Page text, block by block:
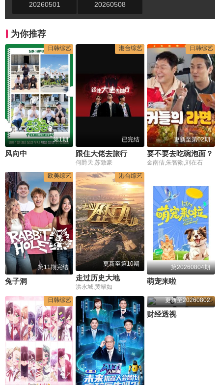
20260501 20260508
为你推荐
日韩综艺
第1期
风向中
港台综艺
已完结
跟住大佬去旅行
何爵天,苏致豪
日韩综艺
更新至第02期
要不要去吃碗泡面？
金南佶,朱智勋,刘在石
欧美综艺
第11期完结
兔子洞
港台综艺
更新至第10期
走过历史大地
洪永城,黄翠如
第20260804期
萌宠来啦
日韩综艺 港台综艺
更新至20260802
财经透视